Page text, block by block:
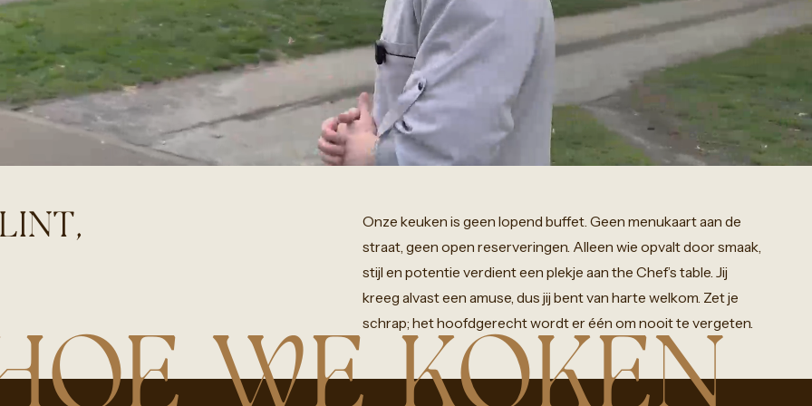
Onze keuken is geen lopend buffet. Geen menukaartaan de
straat, geen open reserveringen. Alleen wie opvaltdoorsmaak,
stijl en potentie verdienteen plekje aan the Chef’s table. Jij
kreeg alvasteen amuse, dus jij bentvan harte welkom. Zetje
schrap; hethoofdgerechtwordteréén om nooitte vergeten.
WE KOKEN